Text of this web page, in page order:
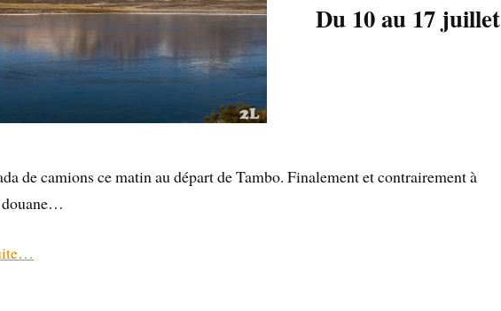
Du 10 au 17 juillet
de camions ce matin au départ de Tambo. Finalement et contrairement à
douane…